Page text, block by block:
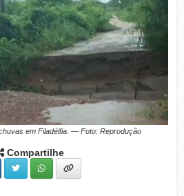
em Filadélfia. — Foto: Reprodução
Compartilhe